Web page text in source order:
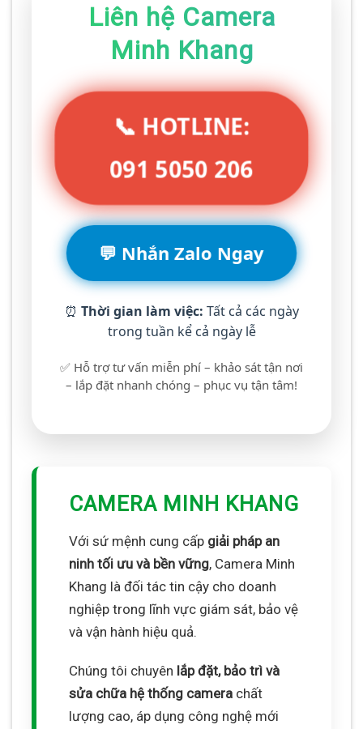
Liên hệ Camera
Minh Khang
📞 HOTLINE:
091 5050 206
💬 Nhắn Zalo Ngay
⏰ Thời gian làm việc: Tất cả các ngày
trong tuần kể cả ngày lễ
✅ Hỗ trợ tư vấn miễn phí – khảo sát tận nơi
– lắp đặt nhanh chóng – phục vụ tận tâm!
CAMERA MINH KHANG
Với sứ mệnh cung cấp giải pháp an
ninh tối ưu và bền vững, Camera Minh
Khang là đối tác tin cậy cho doanh
nghiệp trong lĩnh vực giám sát, bảo vệ
và vận hành hiệu quả.
Chúng tôi chuyên lắp đặt, bảo trì và
sửa chữa hệ thống camera chất
lượng cao, áp dụng công nghệ mới